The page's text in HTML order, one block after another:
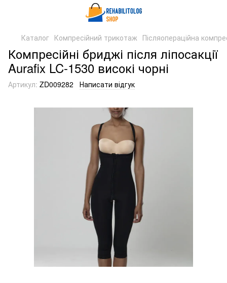
Каталог Компресійний трикотаж Післяопераційна
Компресійні бриджі після ліпосакції
Aurafix LC-1530 високі чорні
Артикул: ZD009282 Написати відгук